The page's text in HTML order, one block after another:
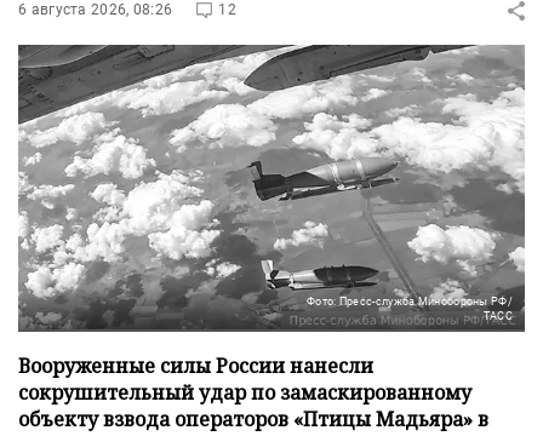
6 августа 2026, 08:26 12
Фото: Пресс-служба Минобороны РФ/
ТАСС
Вооруженные силы России нанесли
сокрушительный удар по замаскированному
объекту взвода операторов «Птицы Мадьяра» в